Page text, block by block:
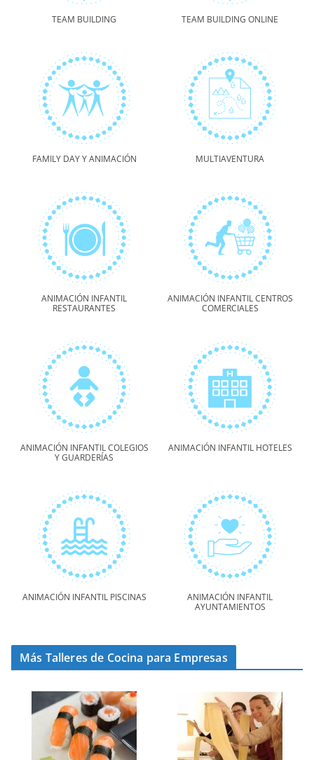
TEAM BUILDING TEAM BUILDING ONLINE
FAMILY DAY Y ANIMACIÓN MULTIAVENTURA
ANIMACIÓN INFANTIL
RESTAURANTES
ANIMACIÓN INFANTIL CENTROS
COMERCIALES
ANIMACIÓN INFANTIL COLEGIOS
Y GUARDERÍAS
ANIMACIÓN INFANTIL HOTELES
ANIMACIÓN INFANTIL PISCINAS
ANIMACIÓN INFANTIL
AYUNTAMIENTOS
Más Talleres de Cocina para Empresas